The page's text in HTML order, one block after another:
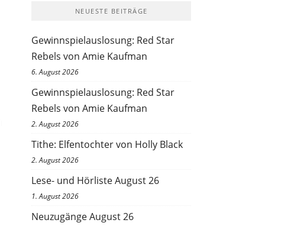
NEUESTE BEITRÄGE
Gewinnspielauslosung: Red Star
Rebels von Amie Kaufman
6. August 2026
Gewinnspielauslosung: Red Star
Rebels von Amie Kaufman
2. August 2026
Tithe: Elfentochter von Holly Black
2. August 2026
Lese- und Hörliste August 26
1. August 2026
Neuzugänge August 26